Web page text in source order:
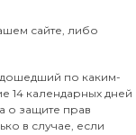
сайте, либо
по каким-
14 календарных дней
о защите прав
в случае, если